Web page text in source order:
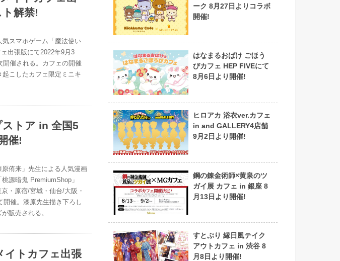
解禁!
スマホゲーム「魔法使い
出張版にて2022年9月3
開催される。カフェの開催
こしたカフェ限定ミニキ
トア in 全国5
催!
侑来」先生による人気漫画
源暗鬼 PremiumShop」
・原宿/宮城・仙台/大阪・
開催。漆原先生描き下ろし
販売される。
イトカフェ出張
ーク 8月27日よりコラボ
開催!
はなまるおばけ ごほう
びカフェ HEP FIVEにて
8月6日より開催!
ヒロアカ 浴衣ver.カフェ
in and GALLERY4店舗
9月2日より開催!
鋼の錬金術師×黄泉のツ
ガイ展 カフェ in 銀座 8
月13日より開催!
すとぷり 縁日風テイク
アウトカフェ in 渋谷 8
月8日より開催!